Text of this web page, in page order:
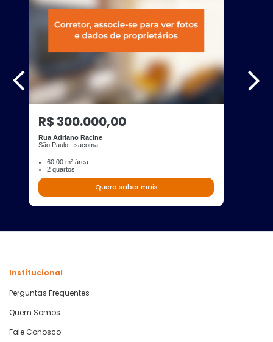
R$ 300.000,00
Rua Adriano Racine
São Paulo - sacoma
60.00 m² área
2 quartos
Quero saber mais
Institucional
Perguntas Frequentes
Quem Somos
Fale Conosco